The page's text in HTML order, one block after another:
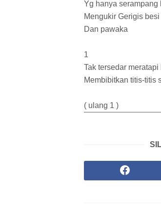
Yg hanya serampang
Mengukir Gerigis besi
Dan pawaka
1
Tak tersedar
Membibitkan titis-titis
( ulang 1 )